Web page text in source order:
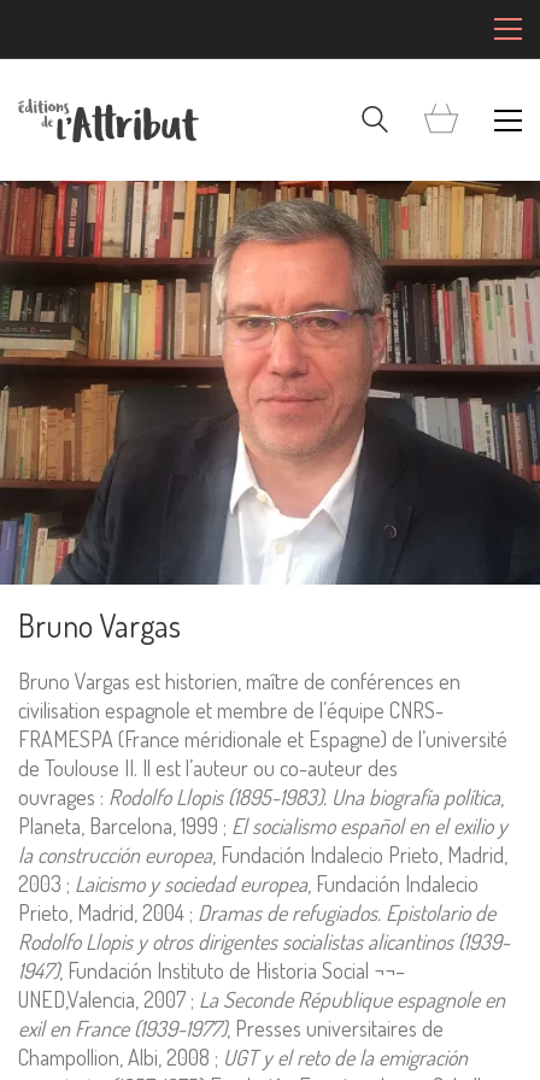
Bruno Vargas
Bruno Vargas est historien, maître de conférences en
civilisation espagnole et membre de l’équipe CNRS-
FRAMESPA (France méridionale et Espagne) de l’université
de Toulouse II. Il est l’auteur ou co-auteur des
ouvrages : Rodolfo Llopis (1895-1983). Una biografía política,
Planeta, Barcelona, 1999 ; El socialismo español en el exilio y
la construcción europea, Fundación Indalecio Prieto, Madrid,
2003 ; Laicismo y sociedad europea, Fundación Indalecio
Prieto, Madrid, 2004 ; Dramas de refugiados. Epistolario de
Rodolfo Llopis y otros dirigentes socialistas alicantinos (1939-
1947), Fundación Instituto de Historia Social ¬¬–
UNED,Valencia, 2007 ; La Seconde République espagnole en
exil en France (1939-1977), Presses universitaires de
Champollion, Albi, 2008 ; UGT y el reto de la emigración
Mentions Légales
Pour consulter nos CGV,
mentions légales,
politique de cookies :
cliquez ici
Pour nous contacter ou s'inscrire à l'infolettre mensuelle